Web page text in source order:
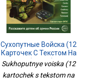
Сухопутные Войска (12
Карточек С Текстом На
Обороте)
Sukhoputnye voiska (12
kartochek s tekstom na